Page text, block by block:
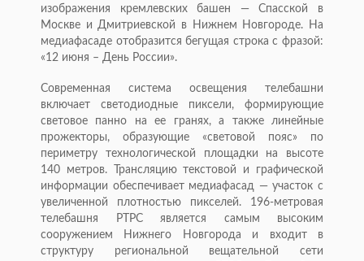
изображения кремлевских башен — Спасской в
Москве и Дмитриевской в Нижнем Новгороде. На
медиафасаде отобразится бегущая строка с фразой:
«12 июня – День России».
Современная система освещения телебашни
включает светодиодные пиксели, формирующие
световое панно на ее гранях, а также линейные
прожекторы, образующие «световой пояс» по
периметру технологической площадки на высоте
140 метров. Трансляцию текстовой и графической
информации обеспечивает медиафасад — участок с
увеличенной плотностью пикселей. 196-метровая
телебашня РТРС является самым высоким
сооружением Нижнего Новгорода и входит в
структуру региональной вещательной сети